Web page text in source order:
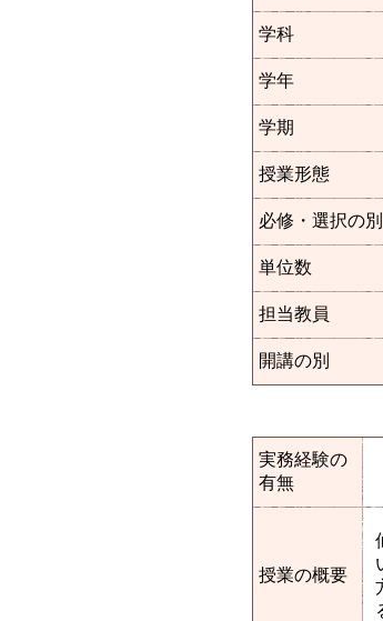
学科
学年
学期
授業形態
必修・選択の別
単位数
担当教員
開講の別
実務経験の
有無
授業の概要